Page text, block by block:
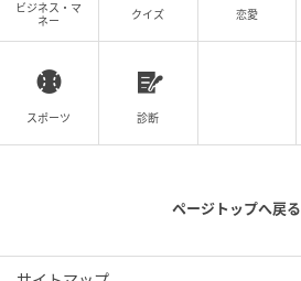
ビジネス・マ
ネー
クイズ 恋愛
スポーツ 診断
ページトップへ戻る